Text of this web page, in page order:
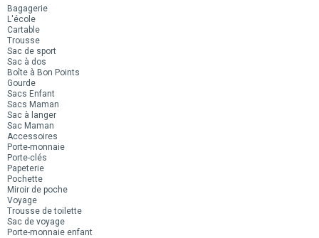
Bagagerie
L'école
Cartable
Trousse
Sac de sport
Sac à dos
Boîte à Bon Points
Gourde
Sacs Enfant
Sacs Maman
Sac à langer
Sac Maman
Accessoires
Porte-monnaie
Porte-clés
Papeterie
Pochette
Miroir de poche
Voyage
Trousse de toilette
Sac de voyage
Porte-monnaie enfant